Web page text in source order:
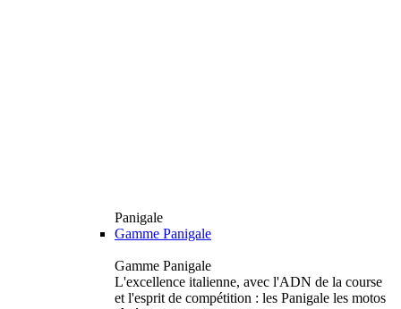
Panigale
Gamme Panigale
Gamme Panigale
L'excellence italienne, avec l'ADN de la course
et l'esprit de compétition : les Panigale les motos